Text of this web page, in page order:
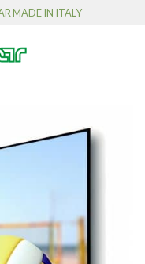
MADE IN ITALY